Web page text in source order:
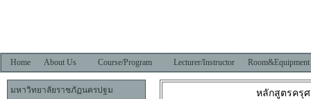
Home About Us Course/Program Lecturer/Instructor Room&Equipment
มหาวิทยาลัยราชภัฏนครปฐม
หลักสูตรครุ